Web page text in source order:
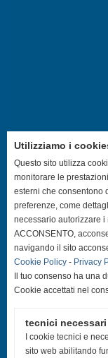
Community
Utilizziamo i
Questo sito utilizza
monitorare le
esterni che consentono
preferenze, come
necessario autorizzare
ACCONSENTO,
navigando il sito
Cookie Policy - Privacy
Il tuo consenso ha una
Cookie accettati nel
tecnici necessari
I cookie tecnici e
sito web abilitando